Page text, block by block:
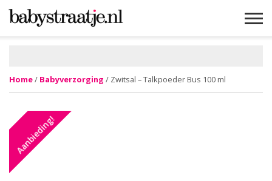
Home/ Babyverzorging / Zwitsal – Talkpoeder Bus 100 ml
Aanbieding!